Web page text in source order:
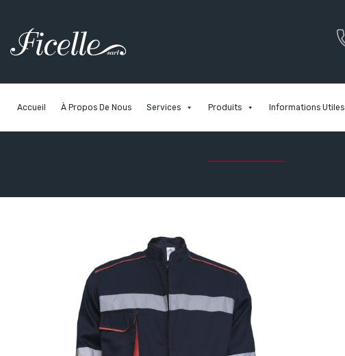
Accueil À Propos De Nous Services Produits Informations Utiles